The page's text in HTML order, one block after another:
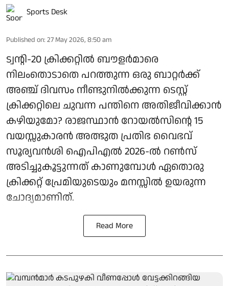
Sports Desk
Published on: 27 May 2026, 8:50 am
ട്വന്റി-20 ക്രിക്കറ്റില്‍ ബൗളര്‍മാരെ
നിലംതൊടാതെ പറത്തുന്ന ഒരു ബാറ്റര്‍ക്ക്
അഞ്ച് ദിവസം നീണ്ടുനില്‍ക്കുന്ന ടെസ്റ്റ്
ക്രിക്കറ്റിലെ ചുവന്ന പന്തിനെ അതിജീവിക്കാന്‍
കഴിയുമോ? രാജസ്ഥാന്‍ റോയല്‍സിന്റെ 15
വയസ്സുകാരന്‍ അത്ഭുത പ്രതിഭ വൈഭവ്
സൂര്യവൻശി ഐപിഎല്‍ 2026-ല്‍ റണ്‍സ്
അടിച്ചുകൂട്ടുന്നത് കാണുമ്പോള്‍ ഏതൊരു
ക്രിക്കറ്റ് പ്രേമിയുടെയും മനസ്സില്‍ ഉയരുന്ന
ചോദ്യമാണിത്.
Read More